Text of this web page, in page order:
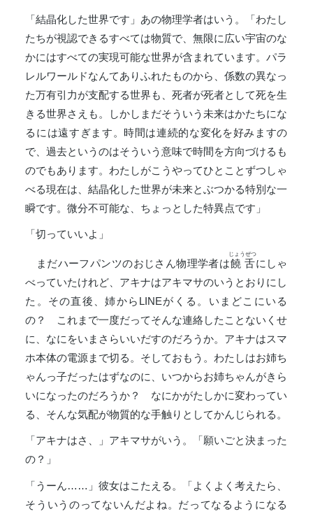
「結晶化した世界です」あの物理学者はいう。「わたし
たちが視認できるすべては物質で、無限に広い宇宙のな
かにはすべての実現可能な世界が含まれています。パラ
レルワールドなんてありふれたものから、係数の異なっ
た万有引力が支配する世界も、死者が死者として死を生
きる世界さえも。しかしまだそういう未来はかたちにな
るには遠すぎます。時間は連続的な変化を好みますの
で、過去というのはそういう意味で時間を方向づけるも
のでもあります。わたしがこうやってひとことずつしゃ
べる現在は、結晶化した世界が未来とぶつかる特別な一
瞬です。微分不可能な、ちょっとした特異点です」
「切っていいよ」
まだハーフパンツのおじさん物理学者は饒舌
じょうぜつ
にしゃ
べっていたけれど、アキナはアキマサのいうとおりにし
た。その直後、姉からLINEがくる。いまどこにいる
の？ これまで一度だってそんな連絡したことないくせ
に、なにをいまさらいいだすのだろうか。アキナはスマ
ホ本体の電源まで切る。そしておもう。わたしはお姉ち
ゃんっ子だったはずなのに、いつからお姉ちゃんがきら
いになったのだろうか？ なにかがたしかに変わってい
る、そんな気配が物質的な手触りとしてかんじられる。
「アキナはさ、」アキマサがいう。「願いごと決まった
の？」
「うーん……」彼女はこたえる。「よくよく考えたら、
そういうのってないんだよね。だってなるようになる